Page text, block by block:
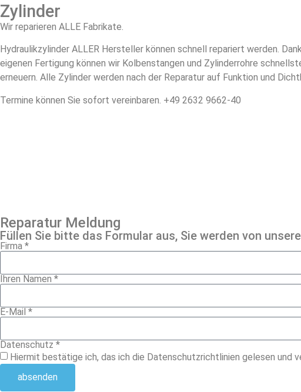
Zylinder
Wir reparieren ALLE Fabrikate.
Hydraulikzylinder ALLER Hersteller können schnell repariert werden.
eigenen Fertigung können wir Kolbenstangen und Zylinderrohre
erneuern. Alle Zylinder werden nach der Reparatur auf Funktion und
Termine können Sie sofort vereinbaren. +49 2632 9662-40
Reparatur Meldung
Füllen Sie bitte das Formular aus, Sie werden von
Firma *
Ihren Namen *
E-Mail *
Datenschutz *
Hiermit bestätige ich, das ich die Datenschutzrichtlinien gelesen und
absenden